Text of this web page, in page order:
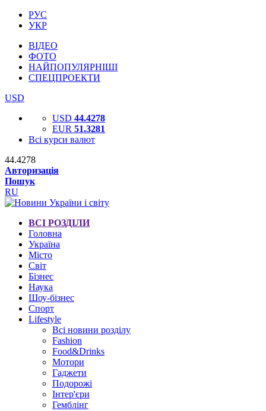
РУС
УКР
ВІДЕО
ФОТО
НАЙПОПУЛЯРНІШІ
СПЕЦПРОЕКТИ
USD
USD 44.4278
EUR 51.3281
Всі курси валют
44.4278
Авторизація
Пошук
RU
ВСІ РОЗДІЛИ
Головна
Україна
Місто
Світ
Бізнес
Наука
Шоу-бізнес
Спорт
Lifestyle
Всі новини розділу
Fashion
Food&Drinks
Мотори
Гаджети
Подорожі
Інтер'єри
Гемблінг